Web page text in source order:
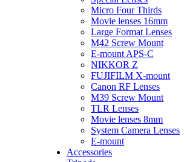
Micro Four Thirds
Movie lenses 16mm
Large Format Lenses
M42 Screw Mount
E-mount APS-C
NIKKOR Z
FUJIFILM X-mount
Canon RF Lenses
M39 Screw Mount
TLR Lenses
Movie lenses 8mm
System Camera Lenses
E-mount
Accessories